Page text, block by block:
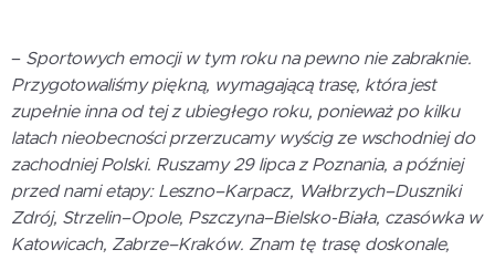
– Sportowych emocji w tym roku na pewno nie zabraknie.
Przygotowaliśmy piękną, wymagającą trasę, która jest
zupełnie inna od tej z ubiegłego roku, ponieważ po kilku
latach nieobecności przerzucamy wyścig ze wschodniej do
zachodniej Polski. Ruszamy 29 lipca z Poznania, a później
przed nami etapy: Leszno–Karpacz, Wałbrzych–Duszniki
Zdrój, Strzelin–Opole, Pszczyna–Bielsko-Biała, czasówka w
Katowicach, Zabrze–Kraków. Znam tę trasę doskonale,